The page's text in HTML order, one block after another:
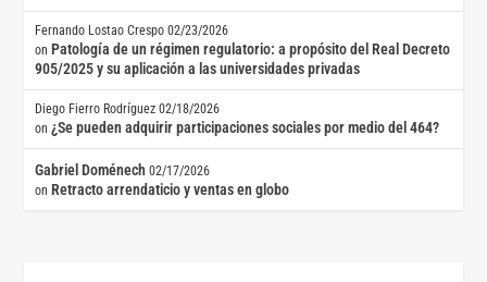
Fernando Lostao Crespo 02/23/2026
on Patología de un régimen regulatorio: a propósito del Real Decreto
905/2025 y su aplicación a las universidades privadas
Diego Fierro Rodríguez 02/18/2026
on¿Se pueden adquirir participaciones sociales por medio del 464?
Gabriel Doménech 02/17/2026
on Retracto arrendaticio y ventas en globo